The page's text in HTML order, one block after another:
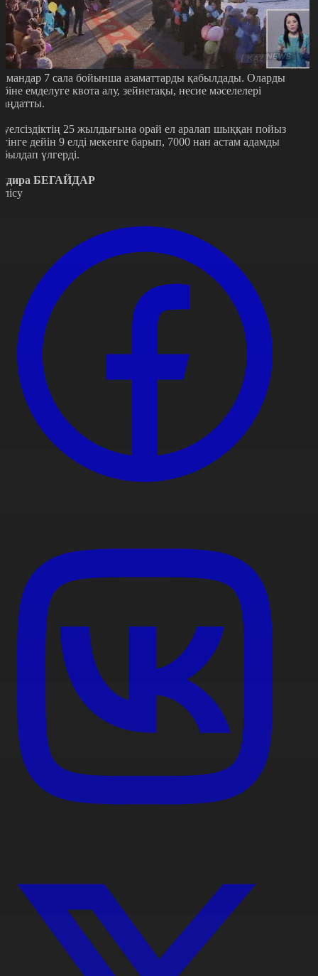
7 сала бойынша азаматтарды қабылдады. Оларды
емделуге квота алу, зейнетақы, несие мәселелері
25 жылдығына орай ел аралап шыққан пойыз
дейін 9 елді мекенге барып, 7000 нан астам адамды
үлгерді.
БЕГАЙДАР